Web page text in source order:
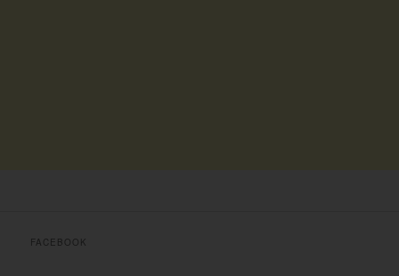
FACEBOOK